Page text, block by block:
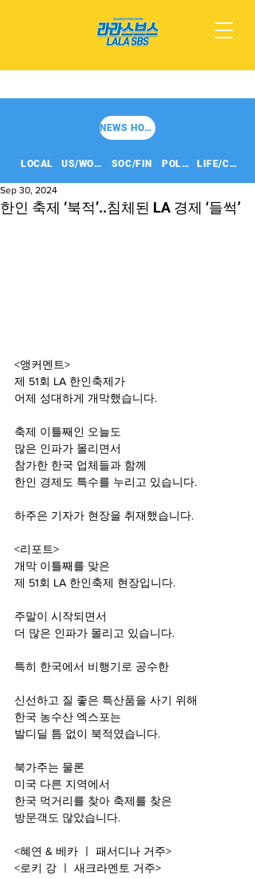
NEWS HOME
LOCAL US/WORLD SOC/FIN POLITICS LIFE/CULT
한인 축제 ‘북적’..침체된 LA 경제 ‘들썩’
Sep 30, 2024
<앵커멘트>
제 51회 LA 한인축제가
어제 성대하게 개막했습니다.
축제 이틀째인 오늘도
많은 인파가 몰리면서
참가한 한국 업체들과 함께
한인 경제도 특수를 누리고 있습니다.
하주은 기자가 현장을 취재했습니다.
<리포트>
개막 이틀째를 맞은
제 51회 LA 한인축제 현장입니다.
주말이 시작되면서
더 많은 인파가 몰리고 있습니다.
특히 한국에서 비행기로 공수한
신선하고 질 좋은 특산품을 사기 위해
한국 농수산 엑스포는
발디딜 틈 없이 북적였습니다.
북가주는 물론
미국 다른 지역에서
한국 먹거리를 찾아 축제를 찾은
방문객도 많았습니다.
<혜연 & 베카 ㅣ 패서디나 거주>
<로키 강 ㅣ 새크라멘토 거주>